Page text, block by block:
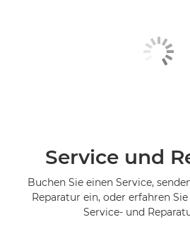
Service und
Buchen Sie einen Service,
Reparatur ein, oder erfahren
Service- und